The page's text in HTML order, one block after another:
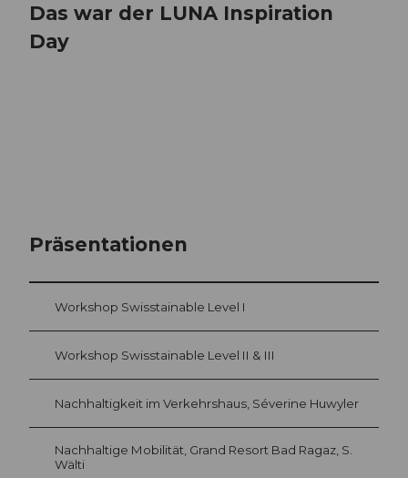
Das war der LUNA Inspiration
Day
Präsentationen
Workshop Swisstainable Level I
Workshop Swisstainable Level II & III
Nachhaltigkeit im Verkehrshaus, Séverine Huwyler
Nachhaltige Mobilität, Grand Resort Bad Ragaz, S.
Wälti